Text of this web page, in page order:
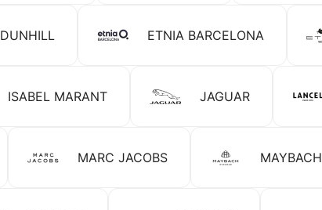
DUNHILL ETNIA BARCELONA
ISABEL MARANT JAGUAR
MARC JACOBS MAYBACH